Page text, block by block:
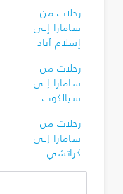
رحلات من
سامارا إلى
إسلام آباد
رحلات من
سامارا إلى
سيالكوت
رحلات من
سامارا إلى
كراتشي